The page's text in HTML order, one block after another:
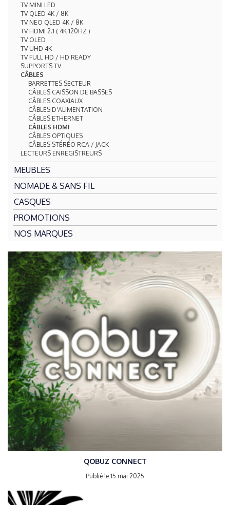
TV MINI LED
TV QLED 4K / 8K
TV NEO QLED 4K / 8K
TV HDMI 2.1 ( 4K 120HZ )
TV OLED
TV UHD 4K
TV FULL HD / HD READY
SUPPORTS TV
CÂBLES
BARRETTES SECTEUR
CÂBLES CAISSON DE BASSES
CÂBLES COAXIAUX
CÂBLES D'ALIMENTATION
CÂBLES ETHERNET
CÂBLES HDMI
CÂBLES OPTIQUES
CÂBLES STÉRÉO RCA / JACK
LECTEURS ENREGISTREURS
MEUBLES
NOMADE & SANS FIL
CASQUES
PROMOTIONS
NOS MARQUES
QOBUZ CONNECT
Publié le 15 mai 2025